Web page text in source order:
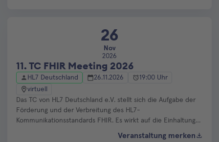
26
Nov
2026
11. TC FHIR Meeting 2026
HL7 Deutschland 26.11.2026
19:00 Uhr
virtuell
Das TC von HL7 Deutschland e.V. stellt sich die Aufgabe der
Förderung und der Verbreitung des HL7-
Kommunikationsstandards FHIR. Es wirkt auf die Einhaltung
Veranstaltung merken